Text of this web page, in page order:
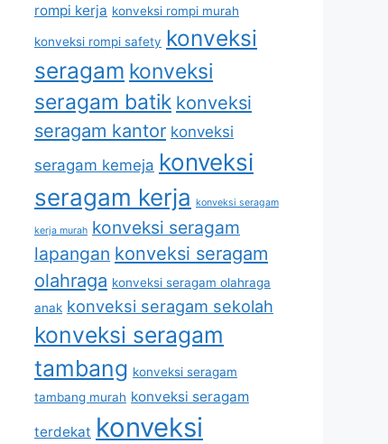
rompi kerja konveksi rompi murah
konveksi rompi safety konveksi
seragam konveksi
seragam batik konveksi
seragam kantor konveksi
seragam kemeja konveksi
seragam kerja konveksi seragam
kerja murah konveksi seragam
lapangan konveksi seragam
olahraga konveksi seragam olahraga
anak konveksi seragam sekolah
konveksi seragam
tambang konveksi seragam
tambang murah konveksi seragam
terdekat konveksi